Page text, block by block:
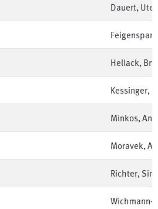
Dauert, Ute
Hellack,
Kessinger,
Minkos,
Moravek,
Richter,
Wichmann-